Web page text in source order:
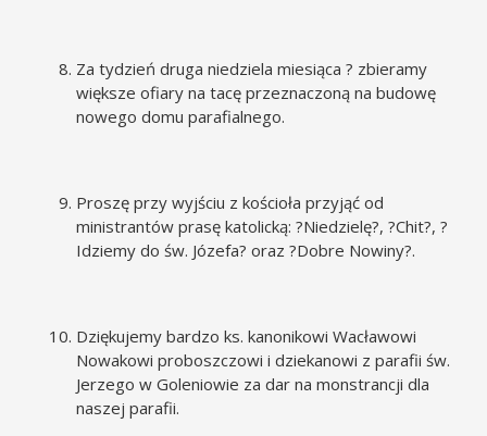
Za tydzień druga niedziela miesiąca ? zbieramy
większe ofiary na tacę przeznaczoną na budowę
nowego domu parafialnego.
Proszę przy wyjściu z kościoła przyjąć od
ministrantów prasę katolicką: ?Niedzielę?, ?Chit?, ?
Idziemy do św. Józefa? oraz ?Dobre Nowiny?.
Dziękujemy bardzo ks. kanonikowi Wacławowi
Nowakowi proboszczowi i dziekanowi z parafii św.
Jerzego w Goleniowie za dar na monstrancji dla
naszej parafii.